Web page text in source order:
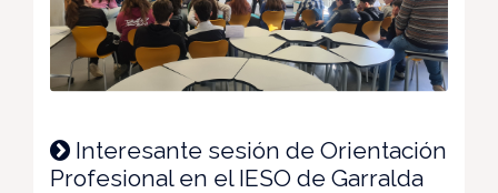
Interesante sesión de Orientación
Profesional en el IESO de Garralda